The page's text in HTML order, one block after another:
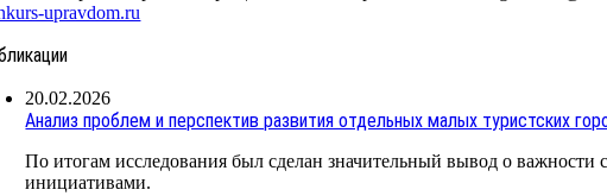
upravdom.ru
20.02.2026
Анализ проблем и перспектив развития отдельных малых туристских
По итогам исследования был сделан значительный вывод о
инициативами.